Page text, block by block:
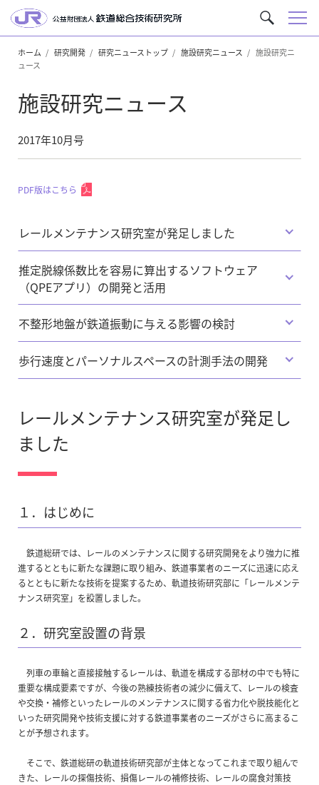
サ
イ
ト
メ
ホーム 研究開発 研究ニューストップ 施設研究ニュース
施設研究ニ
ュース
施設研究ニュース
2017年10月号
PDF版はこちら
レールメンテナンス研究室が発足しました
推定脱線係数比を容易に算出するソフトウェア
（QPEアプリ）の開発と活用
不整形地盤が鉄道振動に与える影響の検討
歩行速度とパーソナルスペースの計測手法の開発
レールメンテナンス研究室が発足し
ました
１．はじめに
鉄道総研では、レールのメンテナンスに関する研究開発をより強力に推
進するとともに新たな課題に取り組み、鉄道事業者のニーズに迅速に応え
るとともに新たな技術を提案するため、軌道技術研究部に「レールメンテ
ナンス研究室」を設置しました。
２．研究室設置の背景
列車の車輪と直接接触するレールは、軌道を構成する部材の中でも特に
重要な構成要素ですが、今後の熟練技術者の減少に備えて、レールの検査
や交換・補修といったレールのメンテナンスに関する省力化や脱技能化と
いった研究開発や技術支援に対する鉄道事業者のニーズがさらに高まるこ
とが予想されます。
そこで、鉄道総研の軌道技術研究部が主体となってこれまで取り組んで
きた、レールの探傷技術、損傷レールの補修技術、レールの腐食対策技